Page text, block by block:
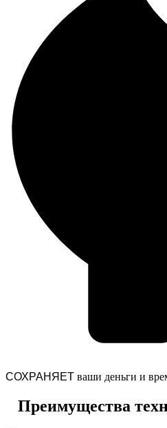
СОХРАНЯЕТ ваши деньги и
Преимущества